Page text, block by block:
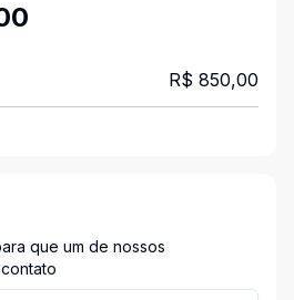
R$ 850,00
que um de nossos